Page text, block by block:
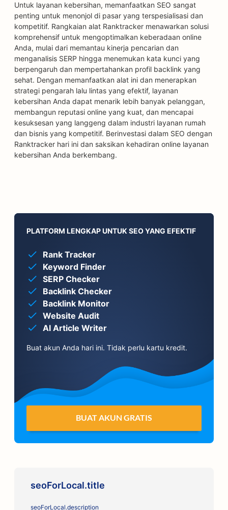
Untuk layanan kebersihan, memanfaatkan SEO sangat
penting untuk menonjol di pasar yang terspesialisasi dan
kompetitif. Rangkaian alat Ranktracker menawarkan solusi
komprehensif untuk mengoptimalkan keberadaan online
Anda, mulai dari memantau kinerja pencarian dan
menganalisis SERP hingga menemukan kata kunci yang
berpengaruh dan mempertahankan profil backlink yang
sehat. Dengan memanfaatkan alat ini dan menerapkan
strategi pengarah lalu lintas yang efektif, layanan
kebersihan Anda dapat menarik lebih banyak pelanggan,
membangun reputasi online yang kuat, dan mencapai
kesuksesan yang langgeng dalam industri layanan rumah
dan bisnis yang kompetitif. Berinvestasi dalam SEO dengan
Ranktracker hari ini dan saksikan kehadiran online layanan
kebersihan Anda berkembang.
PLATFORM LENGKAP UNTUK SEO YANG EFEKTIF
Rank Tracker
Keyword Finder
SERP Checker
Backlink Checker
Backlink Monitor
Website Audit
AI Article Writer
Buat akun Anda hari ini. Tidak perlu kartu kredit.
BUAT AKUN GRATIS
seoForLocal.title
seoForLocal.description